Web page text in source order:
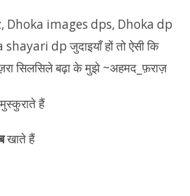
हैं
खाते हैं